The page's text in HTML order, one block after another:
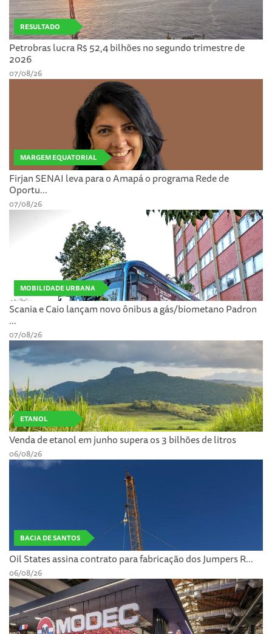
RESULTADO
Petrobras lucra R$ 52,4 bilhões no segundo trimestre de
2026
07/08/26
MARGEM EQUATORIAL
Firjan SENAI leva para o Amapá o programa Rede de
Oportu...
07/08/26
MOBILIDADE URBANA
Scania e Caio lançam novo ônibus a gás/biometano Padron
...
07/08/26
ETANOL
Venda de etanol em junho supera os 3 bilhões de litros
06/08/26
BACIA DE SANTOS
Oil States assina contrato para fabricação dos Jumpers R...
06/08/26